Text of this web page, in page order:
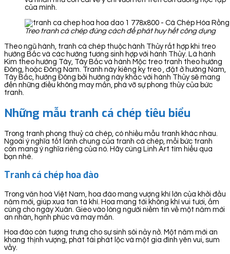
của mình.
Treo tranh cá chép đúng cách để phát huy hết công dụng
Theo ngũ hành, tranh cá chép thuộc hành Thủy rất hợp khi treo
hướng Bắc và các hướng tương sinh hợp với hành Thủy. Là hành
Kim theo hướng Tây, Tây Bắc và hành Mộc treo tranh theo hướng
Đông, hoặc Đông Nam. Tranh này kiêng kỵ treo , đặt ở hướng Nam,
Tây Bắc, hướng Đông bởi hướng này khắc với hành Thủy sẽ mang
đến những điều không may mắn, phá vỡ sự phong thủy của bức
tranh.
Những mẫu tranh cá chép tiêu biểu
Trong tranh phong thuỷ cá chép, có nhiều mẫu tranh khác nhau.
Ngoài ý nghĩa tốt lành chung của tranh cá chép, mỗi bức tranh
còn mang ý nghĩa riêng của nó. Hãy cùng Linh Art tìm hiểu qua
bạn nhé.
Tranh cá chép hoa đào
Trong văn hoá Việt Nam, hoa đào mang vượng khí lớn của khởi đầu
năm mới, giúp xua tan tà khí. Hoa mang tới không khí vui tươi, ấm
cúng cho ngày Xuân. Gieo vào lòng người niềm tin về một năm mới
an nhàn, hạnh phúc và may mắn.
Hoa đào còn tượng trưng cho sự sinh sôi nảy nở. Một năm mới an
khang thịnh vượng, phát tài phát lộc và một gia đình yên vui, sum
vầy.